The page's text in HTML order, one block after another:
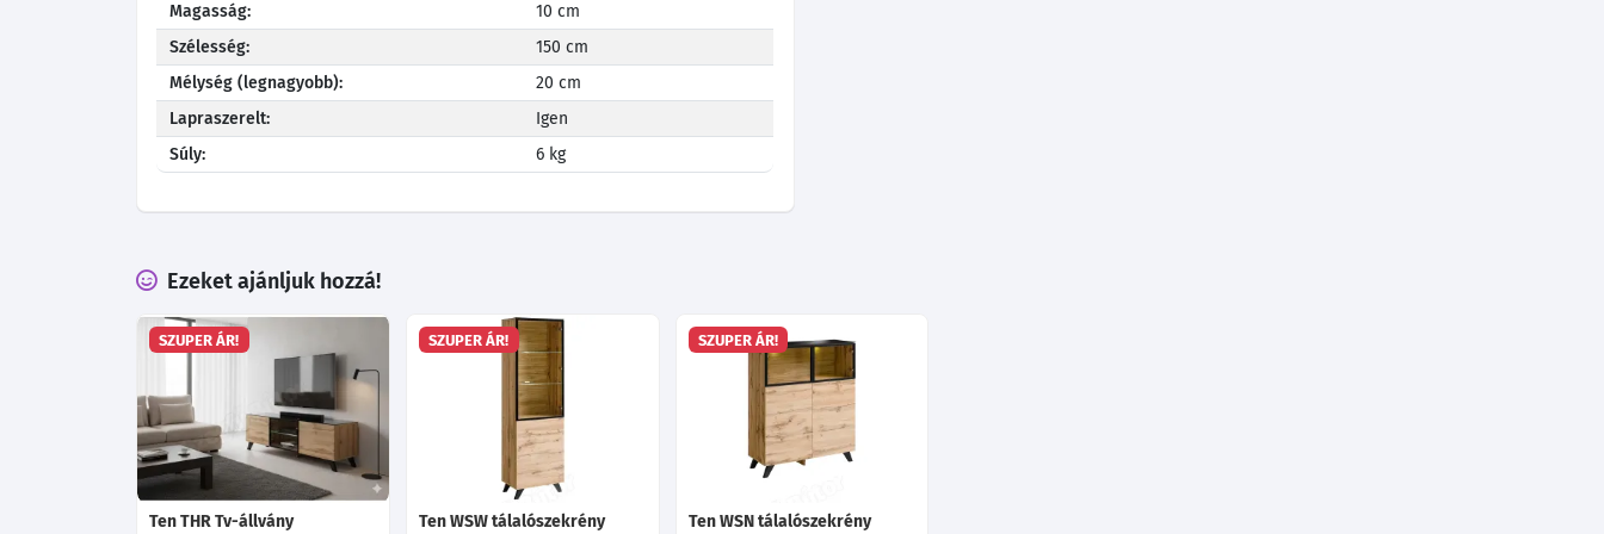
Magasság:
10 cm
Szélesség:
150 cm
Mélység (legnagyobb):
20 cm
Lapraszerelt:
Igen
Súly:
6 kg
Ezeket ajánljuk hozzá!
SZUPER ÁR!
Ten THR Tv-állvány
SZUPER ÁR!
Ten WSW tálalószekrény
SZUPER ÁR!
Ten WSN tálalószekrény